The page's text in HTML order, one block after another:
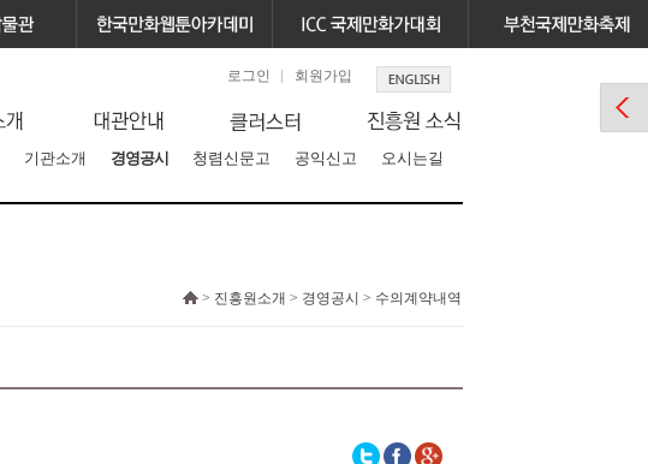
로그인 회원가입
기관소개 경영공시 청렴신문고 공익신고 오시는길
> 진흥원소개 > 경영공시 > 수의계약내역